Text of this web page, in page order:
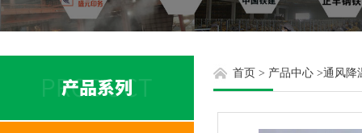
首页 > 产品中心 >通风降